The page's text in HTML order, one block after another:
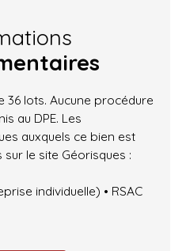
lots. Aucune procédure
au DPE. Les
auxquels ce bien est
le site Géorisques :
individuelle) • RSAC